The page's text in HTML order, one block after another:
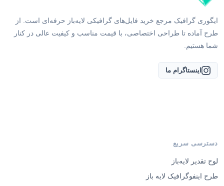
ایگوری گرافیک مرجع خرید فایل‌های گرافیکی لایه‌باز حرفه‌ای است. از
طرح آماده تا طراحی اختصاصی، با قیمت مناسب و کیفیت عالی در کنار
شما هستیم.
اینستاگرام ما
دسترسی سریع
لوح تقدیر لایه‌باز
طرح اینفوگرافیک لایه باز